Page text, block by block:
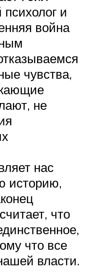
и
война
чувства,
не
нас
историю,
что
что все
власти.